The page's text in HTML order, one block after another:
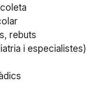
rebuts
i especialistes)